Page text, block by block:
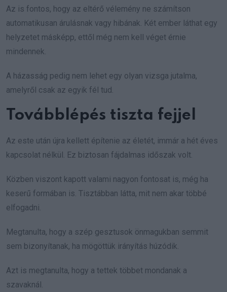
Az is fontos, hogy az eltérő vélemény ne számítson
automatikusan árulásnak vagy hibának. Két ember láthat egy
helyzetet másképp, ettől még nem kell véget érnie
mindennek.
A házasság pedig nem lehet egy olyan vizsga jutalma,
amelyről csak az egyik fél tud.
Továbblépés tiszta fejjel
Az este után újra kellett építenie az életét, immár a hét éves
kapcsolat nélkül. Ez biztosan fájdalmas időszak volt.
Közben viszont kapott valami nagyon fontosat is, még ha
keserű formában is. Tisztábban látta, mit nem akar többé
elfogadni.
Megtanulta, hogy a szép gesztusok önmagukban semmit
sem bizonyítanak, ha mögöttük irányítás húzódik.
Azt is megtanulta, hogy a tettek többet mondanak a
szavaknál.